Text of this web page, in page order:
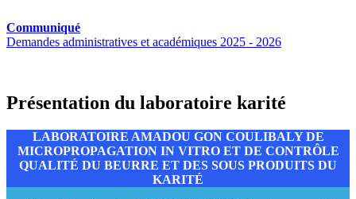
Communiqué
Demandes administratives et académiques 2025 - 2026
Présentation du laboratoire karité
LABORATOIRE AMADOU GON COULIBALY DE
MICROPROPAGATION IN VITRO ET DE CONTRÔLE
QUALITÉ DU BEURRE ET DES SOUS PRODUITS DU
KARITÉ